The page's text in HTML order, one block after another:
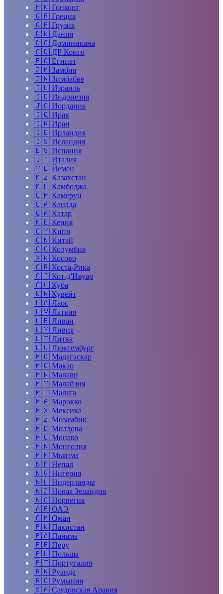
🇭🇰 Гонконг
🇬🇷 Греция
🇬🇪 Грузия
🇩🇰 Дания
🇩🇴 Доминикана
🇨🇩 ДР Конго
🇪🇬 Египет
🇿🇲 Замбия
🇿🇼 Зимбабве
🇮🇱 Израиль
🇮🇩 Индонезия
🇯🇴 Иордания
🇮🇶 Ирак
🇮🇷 Иран
🇮🇪 Ирландия
🇮🇸 Исландия
🇪🇸 Испания
🇮🇹 Италия
🇾🇪 Йемен
🇰🇿 Казахстан
🇰🇭 Камбоджа
🇨🇲 Камерун
🇨🇦 Канада
🇶🇦 Катар
🇰🇪 Кения
🇨🇾 Кипр
🇨🇳 Китай
🇨🇴 Колумбия
🇽🇰 Косово
🇨🇷 Коста-Рика
🇨🇮 Кот-д'Ивуар
🇨🇺 Куба
🇰🇼 Кувейт
🇱🇦 Лаос
🇱🇻 Латвия
🇱🇧 Ливан
🇱🇾 Ливия
🇱🇹 Литва
🇱🇺 Люксембург
🇲🇬 Мадагаскар
🇲🇴 Макао
🇲🇼 Малави
🇲🇾 Малайзия
🇲🇹 Мальта
🇲🇦 Марокко
🇲🇽 Мексика
🇲🇿 Мозамбик
🇲🇩 Молдова
🇲🇨 Монако
🇲🇳 Монголия
🇲🇲 Мьянма
🇳🇵 Непал
🇳🇬 Нигерия
🇳🇱 Нидерланды
🇳🇿 Новая Зеландия
🇳🇴 Норвегия
🇦🇪 ОАЭ
🇴🇲 Оман
🇵🇰 Пакистан
🇵🇦 Панама
🇵🇪 Перу
🇵🇱 Польша
🇵🇹 Португалия
🇷🇼 Руанда
🇷🇴 Румыния
🇸🇦 Саудовская Аравия